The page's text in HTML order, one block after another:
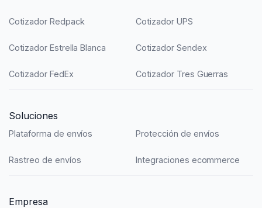
Cotizador Redpack Cotizador UPS
Cotizador Estrella Blanca Cotizador Sendex
Cotizador FedEx Cotizador Tres Guerras
Soluciones
Plataforma de envíos Protección de envíos
Rastreo de envíos Integraciones ecommerce
Empresa